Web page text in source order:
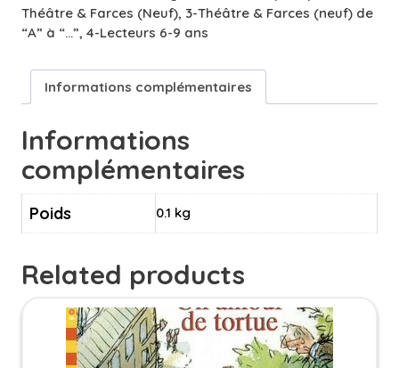
-
7/9
Théâtre & Farces (Neuf), 3-Théâtre & Farces (neuf) de
“A” à “…”, 4-Lecteurs 6-9 ans
Informations complémentaires
Informations
complémentaires
Poids 0.1 kg
Related products